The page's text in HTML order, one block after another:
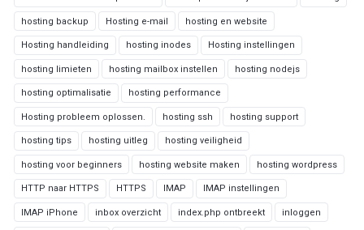
hosting backup Hosting e-mail hosting en website
Hosting handleiding hosting inodes Hosting instellingen
hosting limieten hosting mailbox instellen hosting nodejs
hosting optimalisatie hosting performance
Hosting probleem oplossen. hosting ssh hosting support
hosting tips hosting uitleg hosting veiligheid
hosting voor beginners hosting website maken hosting wordpress
HTTP naar HTTPS HTTPS IMAP IMAP instellingen
IMAP iPhone inbox overzicht index.php ontbreekt inloggen